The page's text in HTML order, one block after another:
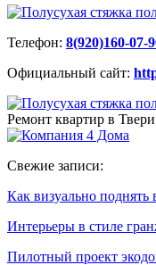
Телефон: 8(920)160-07-
Официальный сайт:
Ремонт квартир в
Свежие записи:
Как визуально поднять
Интерьеры в стиле
Пилотный проект